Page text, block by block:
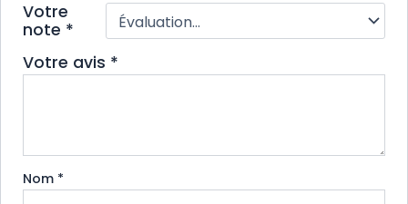
Votre
note *
Votre avis *
Nom *